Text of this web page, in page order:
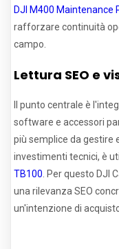
DJI M400 Maintenance
rafforzare continuità
campo.
Lettura SEO e
Il punto centrale è
software e accessori
più semplice da gestire
investimenti tecnici, è
TB100 . Per questo DJI
una rilevanza SEO
un'intenzione di